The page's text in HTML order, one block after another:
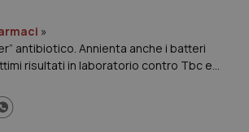
»
antibiotico. Annienta anche i batteri
risultati in laboratorio contro Tbc e